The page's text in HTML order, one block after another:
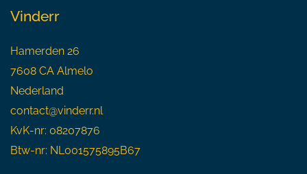
Vinderr
Hamerden 26
7608 CA Almelo
Nederland
contact@vinderr.nl
KvK-nr: 08207876
Btw-nr: NL001575895B67